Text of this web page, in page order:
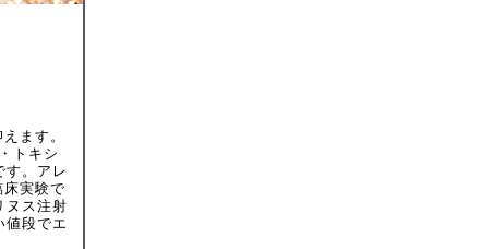
ます。
トキシ
す。アレ
実験で
ヌス注射
値段でエ